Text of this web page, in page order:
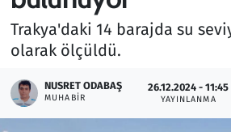
Trakya'daki 14 barajda su
olarak ölçüldü.
NUSRET ODABAŞ
MUHABIR
26.12.2024 - 11:45
YAYINLANMA
Lezzet Durağı
Memur ve Kamu